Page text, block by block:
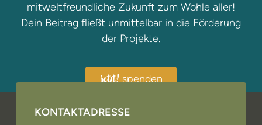
mitweltfreundliche Zukunft zum Wohle aller!
Dein Beitrag fließt unmittelbar in die Förderung
der Projekte.
jetzt! spenden
KONTAKTADRESSE